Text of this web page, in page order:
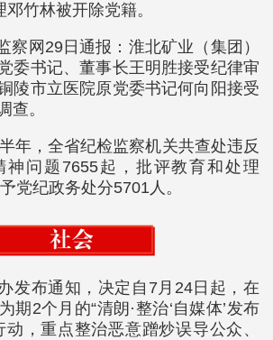
竹林被开除党籍。
察网29日通报：淮北矿业（集团）
委书记、董事长王明胜接受纪律审
陵市立医院原党委书记何向阳接受
查。
年，全省纪检监察机关共查处违反
神问题7655起，批评教育和处理
党纪政务处分5701人。
发布通知，决定自7月24日起，在
期2个月的“清朗·整治‘自媒体’发布
动，重点整治恶意蹭炒误导公众、